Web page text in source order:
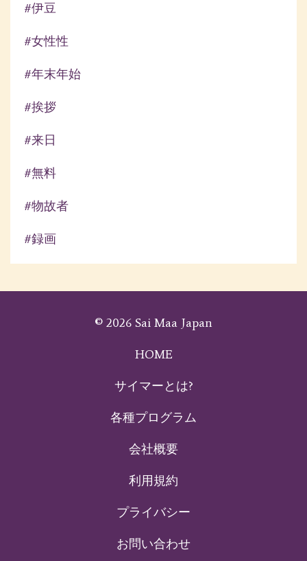
#伊豆
#女性性
#年末年始
#挨拶
#来日
#無料
#物故者
#録画
© 2026 Sai Maa Japan
HOME
サイマーとは?
各種プログラム
会社概要
利用規約
プライバシー
お問い合わせ